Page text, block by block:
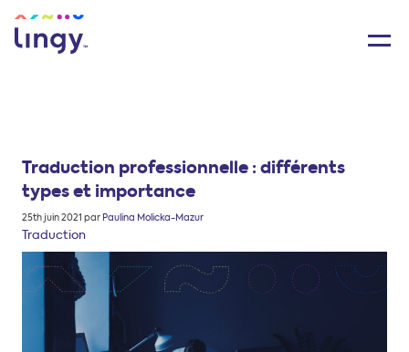
Traduction professionnelle : différents
types et importance
Posté
le
25th juin 2021 par Paulina Molicka-Mazur
Traduction